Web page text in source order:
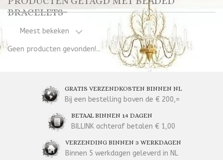
BRACELETS
Meest bekeken
Geen producten gevonden!...
GRATIS VERZENDKOSTEN BINNEN NL
Bij een bestelling boven de € 200,=
BETAAL BINNEN 14 DAGEN
BILLINK achteraf betalen € 1,00
VERZENDING BINNEN 3 WERKDAGEN
Binnen 5 werkdagen geleverd in NL